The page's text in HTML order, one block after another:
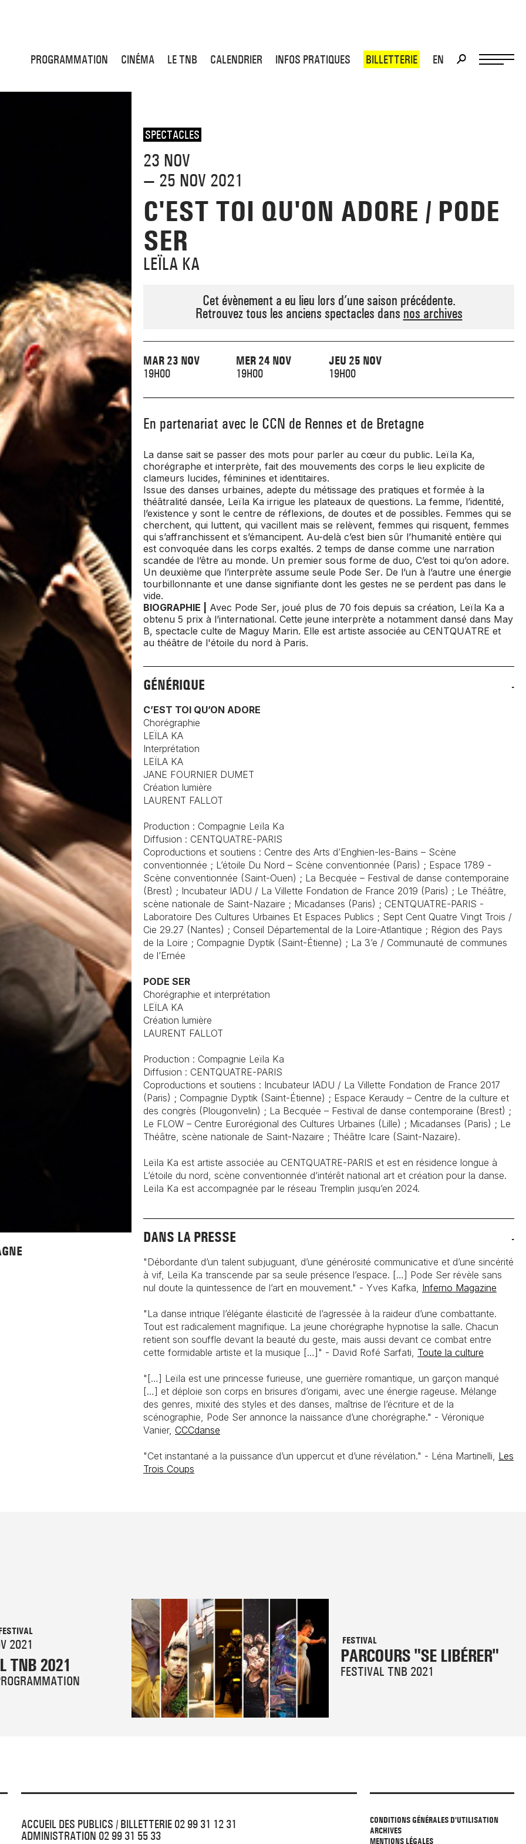
PROGRAMMATION CINÉMA LE TNB CALENDRIER INFOS PRATIQUES BILLETTERIE EN
SPECTACLES
23 NOV
— 25 NOV 2021
C'EST TOI QU'ON ADORE / PODE
SER
LEÏLA KA
Cet évènement a eu lieu lors d’une saison précédente.
Retrouvez tous les anciens spectacles dansnos archives
MAR 23 NOV
19H00
MER 24 NOV
19H00
JEU 25 NOV
19H00
En partenariat avec le CCN de Rennes et de Bretagne
La danse sait se passer des mots pour parler au cœur du public. Leïla Ka,
chorégraphe et interprète, fait des mouvements des corps le lieu explicite de
clameurs lucides, féminines et identitaires.
Issue des danses urbaines, adepte du métissage des pratiques et formée à la
théâtralité dansée, Leïla Ka irrigue les plateaux de questions. La femme, l’identité,
l’existence y sont le centre de réflexions, de doutes et de possibles. Femmes qui se
cherchent, qui luttent, qui vacillent mais se relèvent, femmes qui risquent, femmes
qui s’affranchissent et s’émancipent. Au-delà c’est bien sûr l’humanité entière qui
est convoquée dans les corps exaltés. 2 temps de danse comme une narration
scandée de l’être au monde. Un premier sous forme de duo, C’est toi qu’on adore.
Un deuxième que l’interprète assume seule Pode Ser. De l’un à l’autre une énergie
tourbillonnante et une danse signifiante dont les gestes ne se perdent pas dans le
vide.
BIOGRAPHIE |
Avec Pode Ser, joué plus de 70 fois depuis sa création, Leïla Ka a
obtenu 5 prix à l’international. Cette jeune interprète a notamment dansé dans May
B, spectacle culte de Maguy Marin. Elle est artiste associée au CENTQUATRE et
au théâtre de l'étoile du nord à Paris.
GÉNÉRIQUE
C’EST TOI QU’ON ADORE
Chorégraphie
LEÏLA KA
Interprétation
LEÏLA KA
JANE FOURNIER DUMET
Création lumière
LAURENT FALLOT
Production : Compagnie Leïla Ka
Diffusion : CENTQUATRE-PARIS
Coproductions et soutiens : Centre des Arts d’Enghien-les-Bains – Scène
conventionnée ; L’étoile Du Nord – Scène conventionnée (Paris) ; Espace 1789 -
Scène conventionnée (Saint-Ouen) ; La Becquée – Festival de danse contemporaine
(Brest) ; Incubateur IADU / La Villette Fondation de France 2019 (Paris) ; Le Théâtre,
scène nationale de Saint-Nazaire ; Micadanses (Paris) ; CENTQUATRE-PARIS -
Laboratoire Des Cultures Urbaines Et Espaces Publics ; Sept Cent Quatre Vingt Trois /
Cie 29.27 (Nantes) ; Conseil Départemental de la Loire-Atlantique ; Région des Pays
de la Loire ; Compagnie Dyptik (Saint-Étienne) ; La 3’e / Communauté de communes
de l’Ernée
PODE SER
Chorégraphie et interprétation
LEÏLA KA
Création lumière
LAURENT FALLOT
Production : Compagnie Leïla Ka
Diffusion : CENTQUATRE-PARIS
Coproductions et soutiens : Incubateur IADU / La Villette Fondation de France 2017
(Paris) ; Compagnie Dyptik (Saint-Étienne) ; Espace Keraudy – Centre de la culture et
des congrès (Plougonvelin) ; La Becquée – Festival de danse contemporaine (Brest) ;
Le FLOW – Centre Eurorégional des Cultures Urbaines (Lille) ; Micadanses (Paris) ; Le
Théâtre, scène nationale de Saint-Nazaire ; Théâtre Icare (Saint-Nazaire).
Leïla Ka est artiste associée au CENTQUATRE-PARIS et est en résidence longue à
L’étoile du nord, scène conventionnée d’intérêt national art et création pour la danse.
Leïla Ka est accompagnée par le réseau Tremplin jusqu’en 2024.
DANS LA PRESSE
"Débordante d’un talent subjuguant, d’une générosité communicative et d’une sincérité
à vif, Leïla Ka transcende par sa seule présence l’espace. […] Pode Ser révèle sans
nul doute la quintessence de l’art en mouvement." - Yves Kafka, Inferno Magazine
"La danse intrique l’élégante élasticité de l’agressée à la raideur d’une combattante.
Tout est radicalement magnifique. La jeune chorégraphe hypnotise la salle. Chacun
retient son souffle devant la beauté du geste, mais aussi devant ce combat entre
cette formidable artiste et la musique […]" - David Rofé Sarfati, Toute la culture
"[…] Leïla est une princesse furieuse, une guerrière romantique, un garçon manqué
[…] et déploie son corps en brisures d’origami, avec une énergie rageuse. Mélange
des genres, mixité des styles et des danses, maîtrise de l’écriture et de la
scénographie, Pode Ser annonce la naissance d’une chorégraphe." - Véronique
Vanier, CCCdanse
"Cet instantané a la puissance d’un uppercut et d’une révélation." - Léna Martinelli, Les
Trois Coups
2021
TNB 2021 PARCOURS "SE LIBÉRER"
FESTIVAL TNB 2021
ACCUEIL DES PUBLICS / BILLETTERIE 02 99 31 12 31
ADMINISTRATION 02 99 31 55 33
CONDITIONS GÉNÉRALES D'UTILISATION
ARCHIVES
MENTIONS LÉGALES